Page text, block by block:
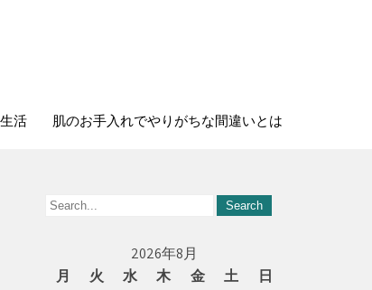
活 肌のお手入れでやりがちな間違いとは
2026年8月
月
火 水 木 金 土
日